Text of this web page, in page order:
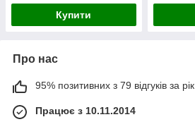
Купити
Про нас
95% позитивних з 79 відгуків за рік
Працює з 10.11.2014